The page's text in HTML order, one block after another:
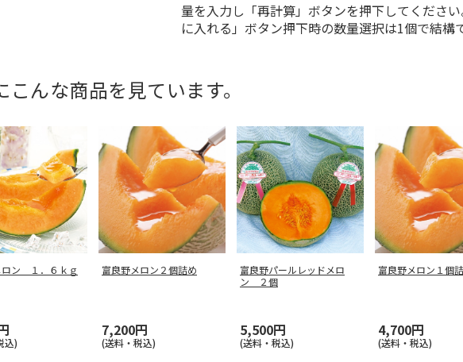
量を入力し「再計算」ボタンを押下してくださ
に入れる」ボタン押下時の数量選択は1個で結構で
んな商品を見ています。
ロン １．６ｋｇ
込)
富良野メロン２個詰め
7,200円
(送料・税込)
富良野パールレッドメロ
ン ２個
5,500円
(送料・税込)
富良野メロン１個
4,700円
(送料・税込)